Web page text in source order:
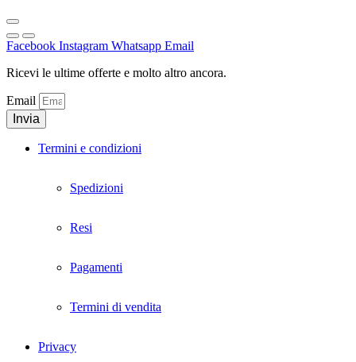
Facebook Instagram Whatsapp Email
Ricevi le ultime offerte e molto altro ancora.
Email
Invia
Termini e condizioni
Spedizioni
Resi
Pagamenti
Termini di vendita
Privacy